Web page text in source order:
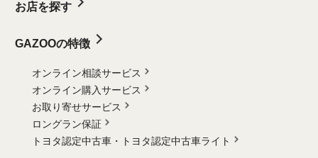
お店を探す
GAZOOの特徴
オンライン相談サービス
オンライン購入サービス
お取り寄せサービス
ロングラン保証
トヨタ認定中古車・
トヨタ認定中古車ライト